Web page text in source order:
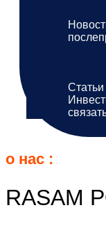
Статьи
о нас :
RASAM